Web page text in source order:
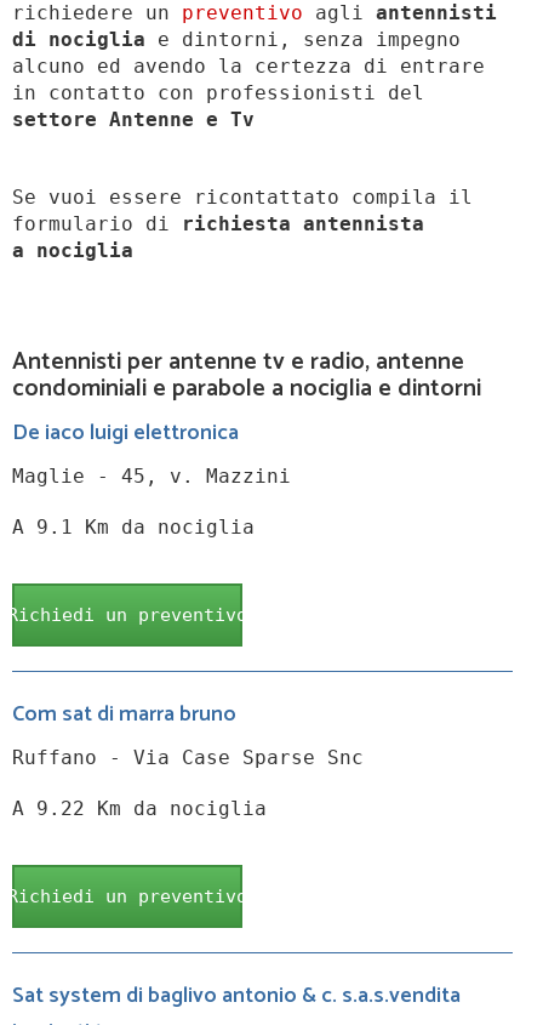
richiedere un preventivo agli antennisti
di nociglia e dintorni, senza impegno
alcuno ed avendo la certezza di entrare
in contatto con professionisti del
settore Antenne e Tv
Se vuoi essere ricontattato compila il
formulario di
richiesta antennista
a nociglia
Antennisti per antenne tv e radio, antenne
condominiali e parabole a nociglia e dintorni
De iaco luigi elettronica
Maglie - 45, v. Mazzini
A 9.1 Km da nociglia
Richiedi un preventivo
Com sat di marra bruno
Ruffano - Via Case Sparse Snc
A 9.22 Km da nociglia
Richiedi un preventivo
Sat system di baglivo antonio & c. s.a.s.vendita